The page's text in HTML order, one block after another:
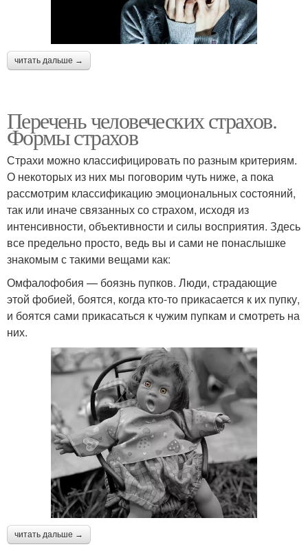
читать дальше →
Перечень человеческих страхов.
Формы страхов
Страхи можно классифицировать по разным критериям.
О некоторых из них мы поговорим чуть ниже, а пока
рассмотрим классификацию эмоциональных состояний,
так или иначе связанных со страхом, исходя из
интенсивности, объективности и силы восприятия. Здесь
все предельно просто, ведь вы и сами не понаслышке
знакомым с такими вещами как:
Омфалофобия — боязнь пупков. Люди, страдающие
этой фобией, боятся, когда кто-то прикасается к их пупку,
и боятся сами прикасаться к чужим пупкам и смотреть на
них.
читать дальше →